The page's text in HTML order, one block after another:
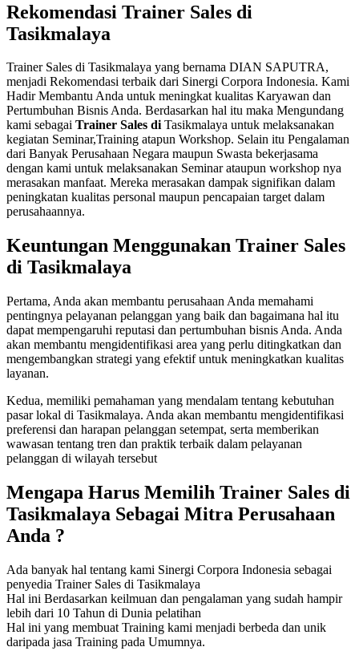
Rekomendasi Trainer Sales di
Tasikmalaya
Trainer Sales di Tasikmalaya yang bernama DIAN SAPUTRA,
menjadi Rekomendasi terbaik dari Sinergi Corpora Indonesia. Kami
Hadir Membantu Anda untuk meningkat kualitas Karyawan dan
Pertumbuhan Bisnis Anda. Berdasarkan hal itu maka Mengundang
kami sebagai Trainer Sales diTasikmalaya untuk melaksanakan
kegiatan Seminar,Training atapun Workshop. Selain itu Pengalaman
dari Banyak Perusahaan Negara maupun Swasta bekerjasama
dengan kami untuk melaksanakan Seminar ataupun workshop nya
merasakan manfaat. Mereka merasakan dampak signifikan dalam
peningkatan kualitas personal maupun pencapaian target dalam
perusahaannya.
Keuntungan Menggunakan Trainer Sales
di Tasikmalaya
Pertama, Anda akan membantu perusahaan Anda memahami
pentingnya pelayanan pelanggan yang baik dan bagaimana hal itu
dapat mempengaruhi reputasi dan pertumbuhan bisnis Anda. Anda
akan membantu mengidentifikasi area yang perlu ditingkatkan dan
mengembangkan strategi yang efektif untuk meningkatkan kualitas
layanan.
Kedua, memiliki pemahaman yang mendalam tentang kebutuhan
pasar lokal di Tasikmalaya. Anda akan membantu mengidentifikasi
preferensi dan harapan pelanggan setempat, serta memberikan
wawasan tentang tren dan praktik terbaik dalam pelayanan
pelanggan di wilayah tersebut
Mengapa Harus Memilih Trainer Sales di
Tasikmalaya Sebagai Mitra Perusahaan
Anda ?
Ada banyak hal tentang kami Sinergi Corpora Indonesia sebagai
penyedia Trainer Sales di Tasikmalaya
Hal ini Berdasarkan keilmuan dan pengalaman yang sudah hampir
lebih dari 10 Tahun di Dunia pelatihan
Hal ini yang membuat Training kami menjadi berbeda dan unik
daripada jasa Training pada Umumnya.